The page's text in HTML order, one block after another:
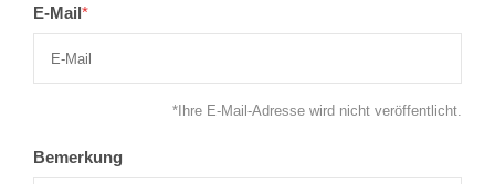
E-Mail *
*Ihre E-Mail-Adresse wird nicht veröffentlicht.
Bemerkung